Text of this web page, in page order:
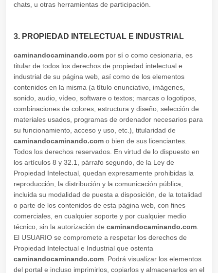
chats, u otras herramientas de participación.
3. PROPIEDAD INTELECTUAL E INDUSTRIAL
caminandocaminando.com por sí o como cesionaria, es
titular de todos los derechos de propiedad intelectual e
industrial de su página web, así como de los elementos
contenidos en la misma (a título enunciativo, imágenes,
sonido, audio, vídeo, software o textos; marcas o logotipos,
combinaciones de colores, estructura y diseño, selección de
materiales usados, programas de ordenador necesarios para
su funcionamiento, acceso y uso, etc.), titularidad de
caminandocaminando.com o bien de sus licenciantes.
Todos los derechos reservados. En virtud de lo dispuesto en
los artículos 8 y 32.1, párrafo segundo, de la Ley de
Propiedad Intelectual, quedan expresamente prohibidas la
reproducción, la distribución y la comunicación pública,
incluida su modalidad de puesta a disposición, de la totalidad
o parte de los contenidos de esta página web, con fines
comerciales, en cualquier soporte y por cualquier medio
técnico, sin la autorización de caminandocaminando.com
El USUARIO se compromete a respetar los derechos de
Propiedad Intelectual e Industrial que ostenta
caminandocaminando.com . Podrá visualizar los elementos
del portal e incluso imprimirlos, copiarlos y almacenarlos en el